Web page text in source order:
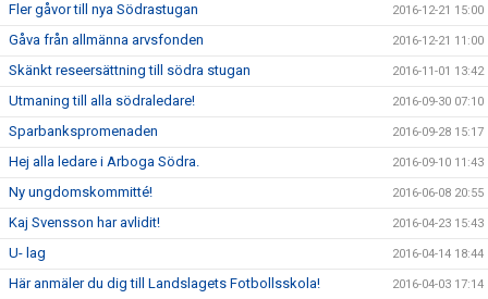
Fler gåvor till nya Södrastugan 2016-12-21 15:00
Gåva från allmänna arvsfonden 2016-12-21 11:00
Skänkt reseersättning till södra stugan 2016-11-01 13:42
Utmaning till alla södraledare! 2016-09-30 07:10
Sparbankspromenaden 2016-09-28 15:17
Hej alla ledare i Arboga Södra. 2016-09-10 11:43
Ny ungdomskommitté! 2016-06-08 20:55
Kaj Svensson har avlidit! 2016-04-23 15:43
U- lag 2016-04-14 18:44
Här anmäler du dig till Landslagets Fotbollsskola! 2016-04-03 17:14